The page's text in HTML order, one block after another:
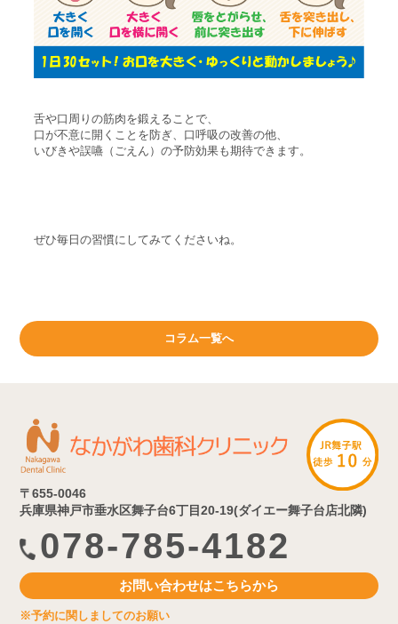
舌や口周りの筋肉を鍛えることで、
口が不意に開くことを防ぎ、口呼吸の改善の他、
いびきや誤嚥（ごえん）の予防効果も期待できます。
ぜひ毎日の習慣にしてみてくださいね。
コラム一覧へ
〒655-0046
兵庫県神戸市垂水区舞子台6丁目20-19(ダイエー舞子台店北隣)
078-785-4182
お問い合わせはこちらから
※予約に関しましてのお願い